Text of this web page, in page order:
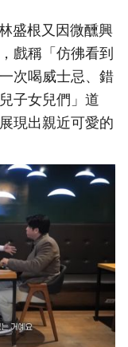
盛根又因微醺興
戲稱「仿彿看到
次喝威士忌、錯
子女兒們」道
現出親近可愛的